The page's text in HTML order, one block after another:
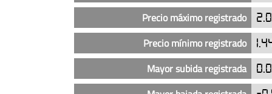
gasolineras
Rivas-
(actualizado
Precio máximo registrado
Precio mínimo registrado
Mayor subida registrada